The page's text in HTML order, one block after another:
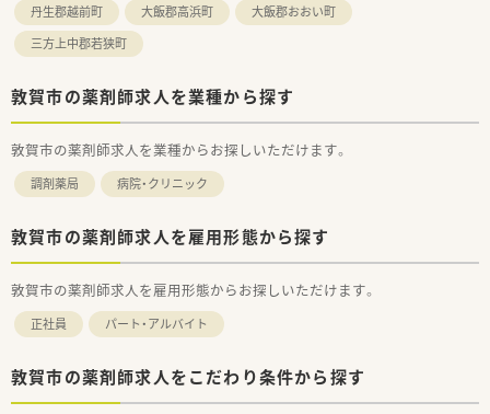
丹生郡越前町
大飯郡高浜町
大飯郡おおい町
三方上中郡若狭町
敦賀市の薬剤師求人を業種から探す
敦賀市の薬剤師求人を業種からお探しいただけます。
調剤薬局 病院・クリニック
敦賀市の薬剤師求人を雇用形態から探す
敦賀市の薬剤師求人を雇用形態からお探しいただけます。
正社員 パート・アルバイト
敦賀市の薬剤師求人をこだわり条件から探す